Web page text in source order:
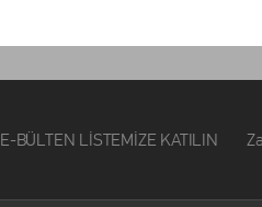
E-BÜLTEN LİSTEMİZE KATILIN